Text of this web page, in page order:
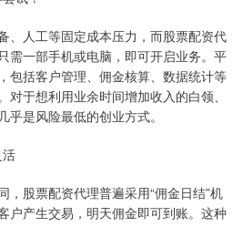
、人工等固定成本压力，而股票配资代
需一部手机或电脑，即可开启业务。平
包括客户管理、佣金核算、数据统计等
于想利用业余时间增加收入的白领、
是风险最低的创业方式。
，股票配资代理普遍采用“佣金日结”机
户产生交易，明天佣金即可到账。这种